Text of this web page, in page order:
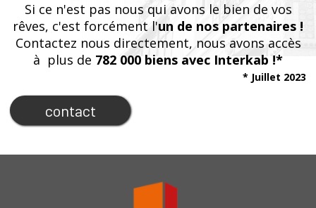
Si ce n'est pas nous qui avons le bien de vos
rêves, c'est forcément l'un de nos partenaires !
Contactez nous directement, nous avons accès
à plus de 782 000 biens avec Interkab !*
contact
* Juillet 2023